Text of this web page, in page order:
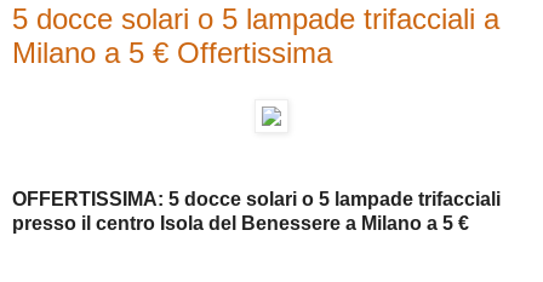
5 docce solari o 5 lampade trifacciali a
Milano a 5 € Offertissima
OFFERTISSIMA: 5 docce solari o 5 lampade trifacciali
presso il centro Isola del Benessere a Milano a 5 €